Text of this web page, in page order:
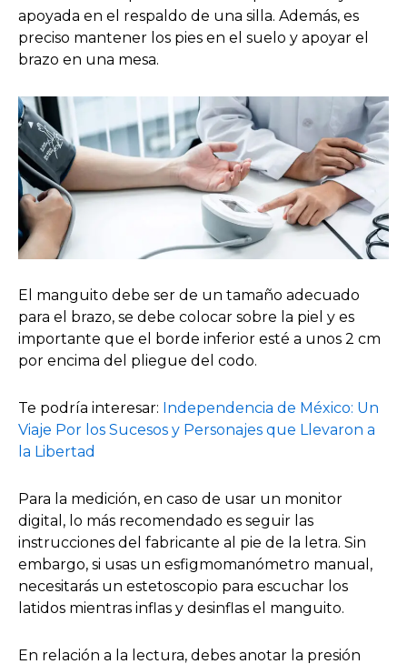
apoyada en el respaldo de una silla. Además, es
preciso mantener los pies en el suelo y apoyar el
brazo en una mesa.
El manguito debe ser de un tamaño adecuado
para el brazo, se debe colocar sobre la piel y es
importante que el borde inferior esté a unos 2 cm
por encima del pliegue del codo.
Te podría interesar: Independencia de México: Un
Viaje Por los Sucesos y Personajes que Llevaron a
la Libertad
Para la medición, en caso de usar un monitor
digital, lo más recomendado es seguir las
instrucciones del fabricante al pie de la letra. Sin
embargo, si usas un esfigmomanómetro manual,
necesitarás un estetoscopio para escuchar los
latidos mientras inflas y desinflas el manguito.
En relación a la lectura, debes anotar la presión